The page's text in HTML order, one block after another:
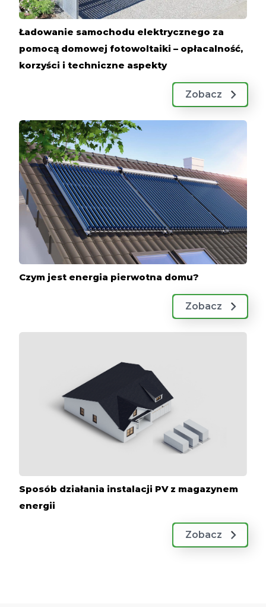
Ładowanie samochodu elektrycznego za
pomocą domowej fotowoltaiki – opłacalność,
korzyści i techniczne aspekty
Zobacz
Czym jest energia pierwotna domu?
Zobacz
Sposób działania instalacji PV z magazynem
energii
Zobacz